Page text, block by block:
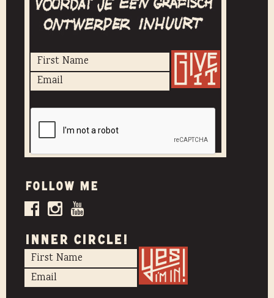
Follow me
INNER CIRCLE!